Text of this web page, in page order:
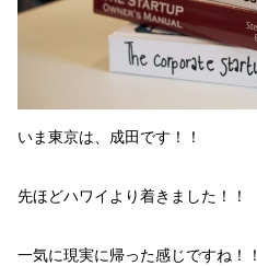
いま東京は、 成田 です！！
先ほどハワイより着きました！！
一気に現実に帰った感じですね！！